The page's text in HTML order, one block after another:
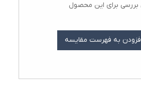
به فهرست مقایسه
بررسی برای این محصول